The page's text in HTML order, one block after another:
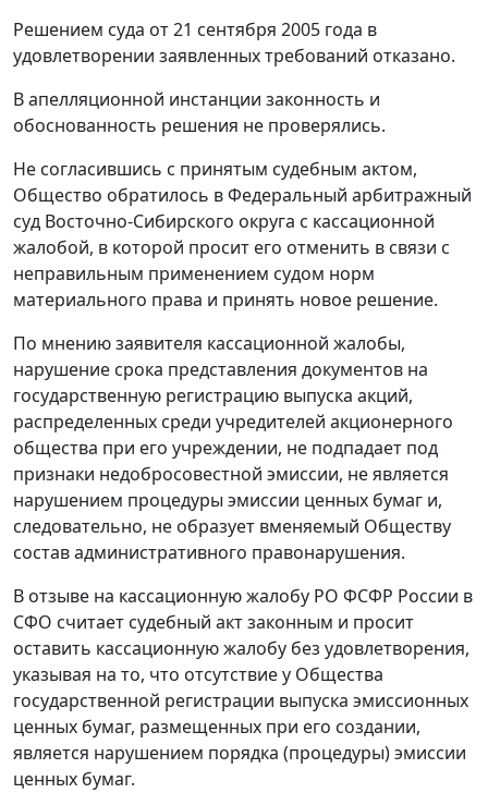
Решением суда от 21 сентября 2005 года в
удовлетворении заявленных требований отказано.
В апелляционной инстанции законность и
обоснованность решения не проверялись.
Не согласившись с принятым судебным актом,
Общество обратилось в Федеральный арбитражный
суд Восточно-Сибирского округа с кассационной
жалобой, в которой просит его отменить в связи с
неправильным применением судом норм
материального права и принять новое решение.
По мнению заявителя кассационной жалобы,
нарушение срока представления документов на
государственную регистрацию выпуска акций,
распределенных среди учредителей акционерного
общества при его учреждении, не подпадает под
признаки недобросовестной эмиссии, не является
нарушением процедуры эмиссии ценных бумаг и,
следовательно, не образует вменяемый Обществу
состав административного правонарушения.
В отзыве на кассационную жалобу РО ФСФР России в
СФО считает судебный акт законным и просит
оставить кассационную жалобу без удовлетворения,
указывая на то, что отсутствие у Общества
государственной регистрации выпуска эмиссионных
ценных бумаг, размещенных при его создании,
является нарушением порядка (процедуры) эмиссии
ценных бумаг.